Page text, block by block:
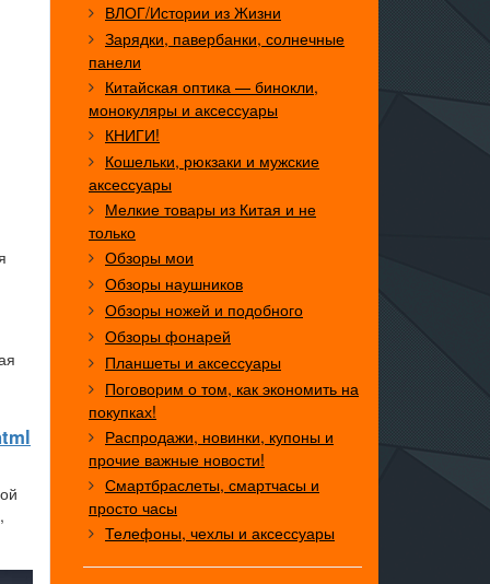
ВЛОГ/Истории из Жизни
Зарядки, павербанки, солнечные
панели
Китайская оптика — бинокли,
монокуляры и аксессуары
КНИГИ!
Кошельки, рюкзаки и мужские
аксессуары
Мелкие товары из Китая и не
только
Обзоры мои
Обзоры наушников
Обзоры ножей и подобного
Обзоры фонарей
Планшеты и аксессуары
Поговорим о том, как экономить на
покупках!
Распродажи, новинки, купоны и
прочие важные новости!
Смартбраслеты, смартчасы и
просто часы
Телефоны, чехлы и аксессуары